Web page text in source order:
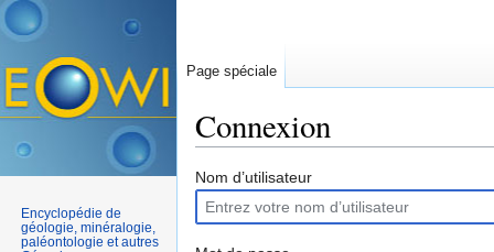
Connexion
Nom d’utilisateur
Page spéciale
Encyclopédie de
géologie, minéralogie,
paléontologie et autres